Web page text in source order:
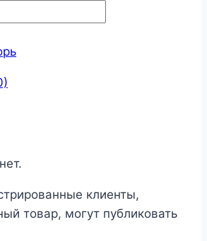
клиенты,
товар, могут публиковать